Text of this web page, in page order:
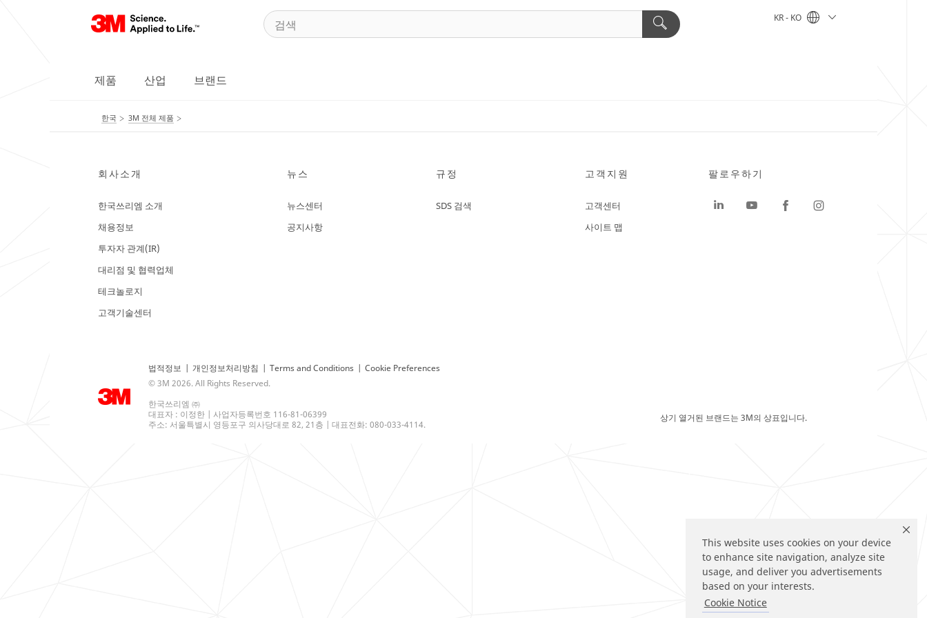
This website uses cookies on your device
to enhance site navigation, analyze site
usage, and deliver you advertisements
based on your interests.
Cookie Notice
KR - KO
제품 산업 브랜드
한국 3M 전체 제품
회사소개
한국쓰리엠 소개
채용정보
투자자 관계(IR)
대리점 및 협력업체
테크놀로지
고객기술센터
뉴스
뉴스센터
공지사항
규정
SDS 검색
고객지원
고객센터
사이트 맵
법적정보 | 개인정보처리방침 | Terms and Conditions | Cookie Preferences
© 3M 2026. All Rights Reserved.
한국쓰리엠 ㈜
대표자 : 이정한 | 사업자등록번호 116-81-06399
주소: 서울특별시 영등포구 의사당대로 82, 21층 | 대표전화: 080-033-4114.
팔로우하기
상기 열거된 브랜드는 3M의 상표입니다.